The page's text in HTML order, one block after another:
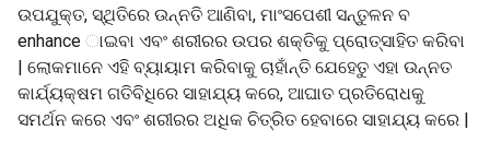
ଉପଯୁକ୍ତ, ସ୍ଥିତିରେ ଉନ୍ନତି ଆଣିବା, ମାଂସପେଶୀ ସନ୍ତୁଳନ ବ
enhance ାଇବା ଏବଂ ଶରୀରର ଉପର ଶକ୍ତିକୁ ପ୍ରୋତ୍ସାହିତ କରିବା
| ଲୋକମାନେ ଏହି ବ୍ୟାୟାମ କରିବାକୁ ଚାହାଁନ୍ତି ଯେହେତୁ ଏହା ଉନ୍ନତ
କାର୍ଯ୍ୟକ୍ଷମ ଗତିବିଧିରେ ସାହାଯ୍ୟ କରେ, ଆଘାତ ପ୍ରତିରୋଧକୁ
ସମର୍ଥନ କରେ ଏବଂ ଶରୀରର ଅଧିକ ଚିତ୍ରିତ ହେବାରେ ସାହାଯ୍ୟ କରେ |